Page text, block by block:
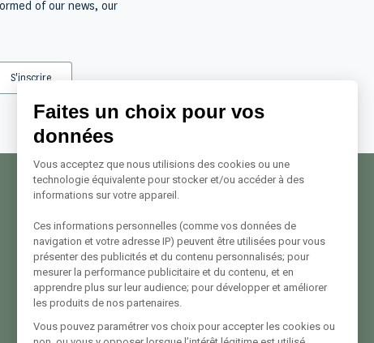
of our news, our
Nous contacter
Avenue Georges Pompidou
20137 Porto Vecchio
Tél. +33 (0)4 95 72 22 22
Voir le plan
Suivez-nous
Faites un choix pour vos
données
Vous acceptez que nous utilisions des cookies ou une
technologie équivalente pour stocker et/ou accéder à des
informations sur votre appareil.
Ces informations personnelles (comme vos données de
navigation et votre adresse IP) peuvent être utilisées pour vous
présenter des publicités et du contenu personnalisés; pour
mesurer la performance publicitaire et du contenu, et en
apprendre plus sur leur audience; pour développer et améliorer
les produits de nos partenaires.
Vous pouvez paramétrer vos choix pour accepter les cookies ou